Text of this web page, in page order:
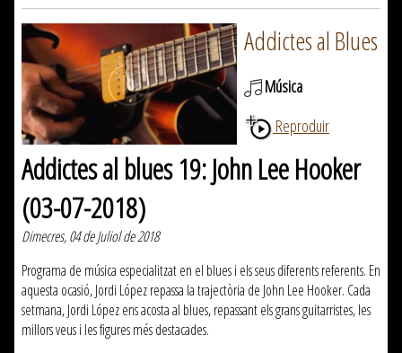
Addictes al Blues
Música
Reproduir
Addictes al blues 19: John Lee Hooker
(03-07-2018)
Dimecres, 04 de Juliol de 2018
Programa de música especialitzat en el blues i els seus diferents referents. En
aquesta ocasió, Jordi López repassa la trajectòria de John Lee Hooker. Cada
setmana, Jordi López ens acosta al blues, repassant els grans guitarristes, les
millors veus i les figures més destacades.